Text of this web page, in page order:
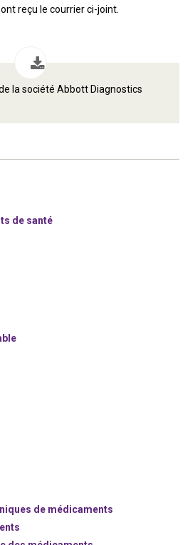
reçu le courrier ci-joint.
la société Abbott Diagnostics
de santé
de médicaments